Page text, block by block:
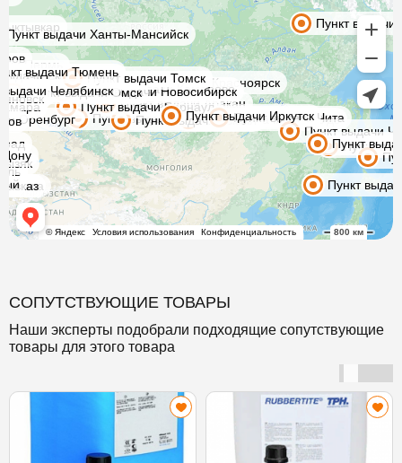
СОПУТСТВУЮЩИЕ ТОВАРЫ
Наши эксперты подобрали подходящие сопутствующие
товары для этого товара